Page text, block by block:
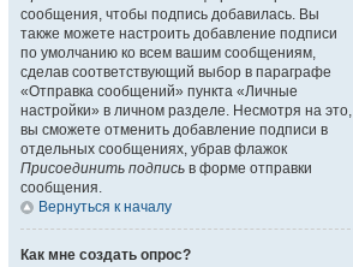
сообщения, чтобы подпись добавилась. Вы
также можете настроить добавление подписи
по умолчанию ко всем вашим сообщениям,
сделав соответствующий выбор в параграфе
«Отправка сообщений» пункта «Личные
настройки» в личном разделе. Несмотря на это,
вы сможете отменить добавление подписи в
отдельных сообщениях, убрав флажок
Присоединить подпись в форме отправки
сообщения.
Вернуться к началу
Как мне создать опрос?